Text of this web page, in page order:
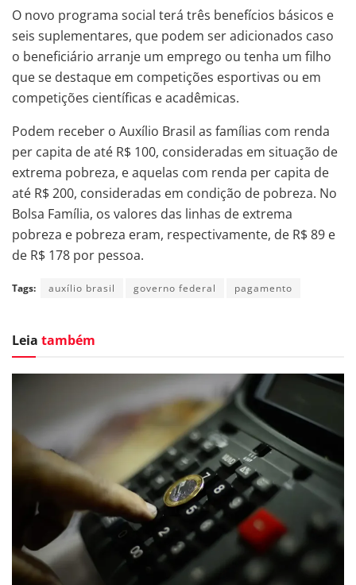
O novo programa social terá três benefícios básicos e
seis suplementares, que podem ser adicionados caso
o beneficiário arranje um emprego ou tenha um filho
que se destaque em competições esportivas ou em
competições científicas e acadêmicas.
Podem receber o Auxílio Brasil as famílias com renda
per capita de até R$ 100, consideradas em situação de
extrema pobreza, e aquelas com renda per capita de
até R$ 200, consideradas em condição de pobreza. No
Bolsa Família, os valores das linhas de extrema
pobreza e pobreza eram, respectivamente, de R$ 89 e
de R$ 178 por pessoa.
Tags: auxílio brasil governo federal pagamento
Leia também